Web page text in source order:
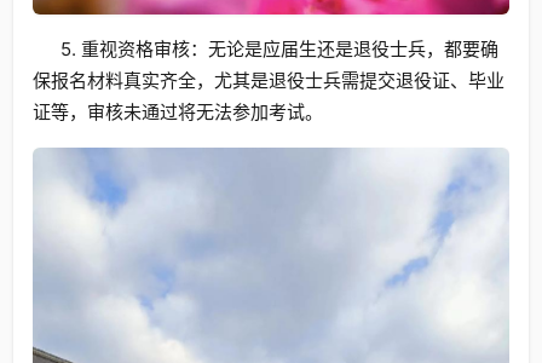
5. 重视资格审核：无论是应届生还是退役士兵，都要确
保报名材料真实齐全，尤其是退役士兵需提交退役证、毕业
证等，审核未通过将无法参加考试。